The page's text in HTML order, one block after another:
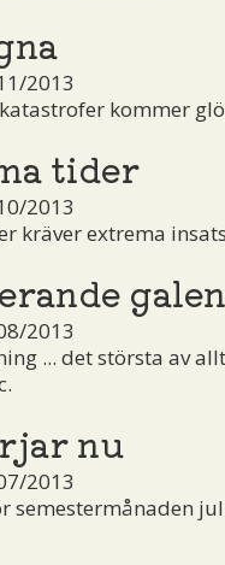
2013
kommer
tider
2013
kräver extrema
2013
... det största av
nu
2013
semestermånaden